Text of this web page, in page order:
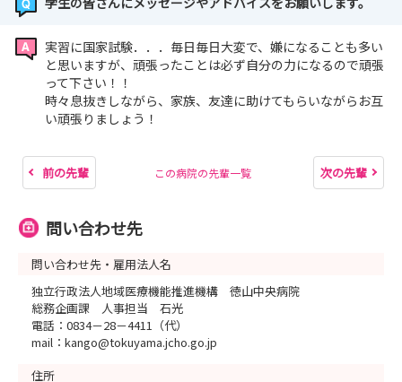
実習に国家試験．．．毎日毎日大変で、嫌になることも多い
と思いますが、頑張ったことは必ず自分の力になるので頑張
って下さい！！
時々息抜きしながら、家族、友達に助けてもらいながらお互
い頑張りましょう！
前の先輩 この病院の先輩一覧 次の先輩
問い合わせ先
問い合わせ先・雇用法人名
独立行政法人地域医療機能推進機構 徳山中央病院
総務企画課 人事担当 石光
電話：0834－28－4411（代）
mail：kango@tokuyama.jcho.go.jp
住所